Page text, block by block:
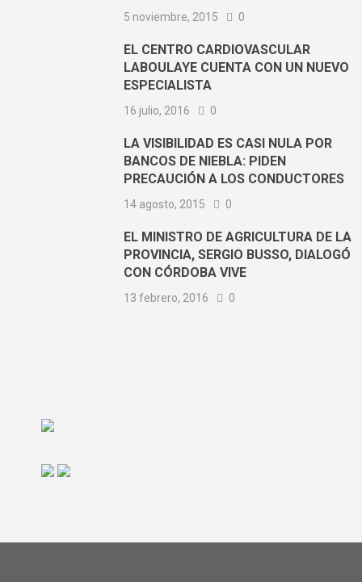
5 noviembre, 2015 0
EL CENTRO CARDIOVASCULAR
LABOULAYE CUENTA CON UN NUEVO
ESPECIALISTA
16 julio, 2016 0
LA VISIBILIDAD ES CASI NULA POR
BANCOS DE NIEBLA: PIDEN
PRECAUCIÓN A LOS CONDUCTORES
14 agosto, 2015 0
EL MINISTRO DE AGRICULTURA DE LA
PROVINCIA, SERGIO BUSSO, DIALOGÓ
CON CÓRDOBA VIVE
13 febrero, 2016 0